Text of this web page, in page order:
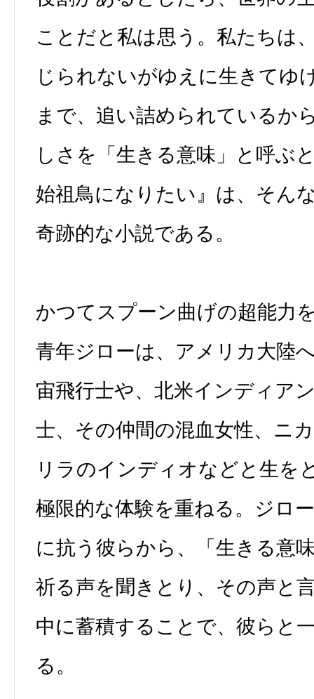
ことだと私は思う。私たちは
じられないがゆえに生きてゆ
まで、追い詰められているか
しさを「生きる意味」と呼ぶ
始祖鳥になりたい』は、そん
奇跡的な小説である。
かつてスプーン曲げの超能力
青年ジローは、アメリカ大陸
宙飛行士や、北米インディア
士、その仲間の混血女性、ニ
リラのインディオなどと生を
極限的な体験を重ねる。ジロ
に抗う彼らから、「生きる意
祈る声を聞きとり、その声と
中に蓄積することで、彼らと
る。